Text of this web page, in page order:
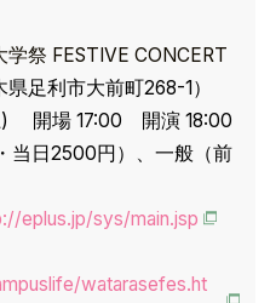
学祭 FESTIVE CONCERT
足利市大前町268-1）
) 開場 17:00 開演 18:00
当日2500円）、一般（前
eplus.jp/sys/main.jsp
watarasefes.ht